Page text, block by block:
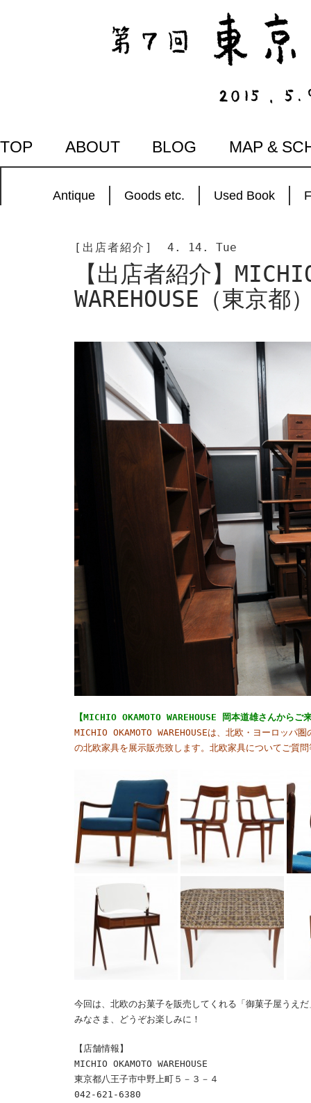
TOP ABOUT BLOG MAP &
Antique Goods etc. Used Book
[出店者紹介] 4. 14. Tue
【出店者紹介】
WAREHOUSE（東京都
【MICHIO OKAMOTO WAREHOUSE 岡本道雄さんから
MICHIO OKAMOTO WAREHOUSEは、北欧・ヨーロッ
の北欧家具を展示販売致します。北欧家具についてご質
今回は、北欧のお菓子を販売してくれる「御菓子屋うえ
みなさま、どうぞお楽しみに！
【店舗情報】
MICHIO OKAMOTO WAREHOUSE
東京都八王子市中野上町５－３－４
042-621-6380